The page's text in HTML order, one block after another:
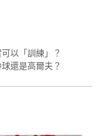
以「訓練」？
還是高爾夫？